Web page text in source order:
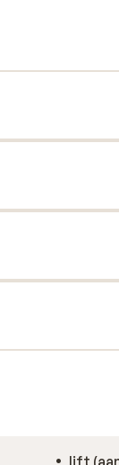
van comfort;
niet genoeg is,
lift